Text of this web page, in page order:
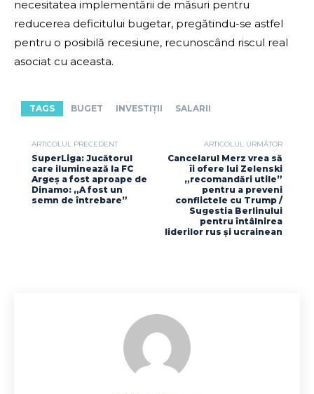
necesitatea implementării de măsuri pentru
reducerea deficitului bugetar, pregătindu-se astfel
pentru o posibilă recesiune, recunoscând riscul real
asociat cu aceasta.
TAGS BUGET INVESTIȚII SALARII
ARTICOLUL PRECEDENT
SuperLiga: Jucătorul
care iluminează la FC
Argeș a fost aproape de
Dinamo: „A fost un
semn de întrebare”
ARTICOLUL URMĂTOR
Cancelarul Merz vrea să
îi ofere lui Zelenski
„recomandări utile”
pentru a preveni
conflictele cu Trump /
Sugestia Berlinului
pentru întâlnirea
liderilor rus și ucrainean